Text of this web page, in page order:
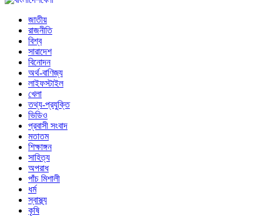
জাতীয়
রাজনীতি
বিশ্ব
সারাদেশ
বিনোদন
অর্থ-বাণিজ্য
লাইফস্টাইল
খেলা
তথ্য-প্রযুক্তি
ভিডিও
প্রবাসী সংবাদ
মতাতম
শিক্ষাঙ্গন
সাহিত্য
অপরাধ
পাঁচ মিশালী
ধর্ম
স্বাস্থ্য
কৃষি